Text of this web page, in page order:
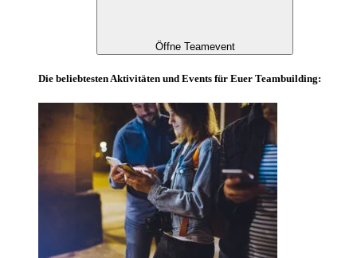
Öffne Teamevent
Die beliebtesten Aktivitäten und Events für Euer Teambuilding: